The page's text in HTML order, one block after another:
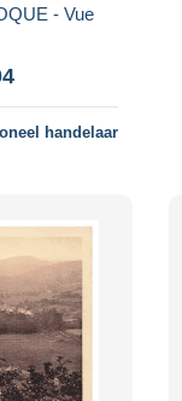
- Vue
handelaar